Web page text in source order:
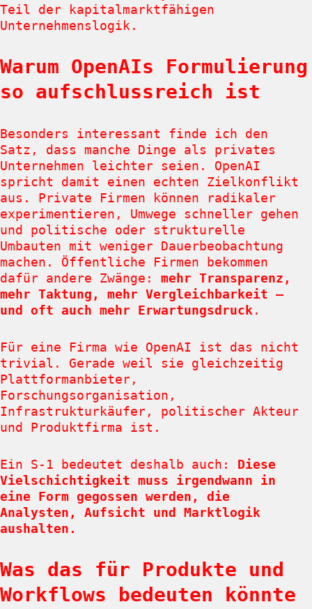
Teil der kapitalmarktfähigen
Unternehmenslogik.
Warum OpenAIs Formulierung
so aufschlussreich ist
Besonders interessant finde ich den
Satz, dass manche Dinge als privates
Unternehmen leichter seien. OpenAI
spricht damit einen echten Zielkonflikt
aus. Private Firmen können radikaler
experimentieren, Umwege schneller gehen
und politische oder strukturelle
Umbauten mit weniger Dauerbeobachtung
machen. Öffentliche Firmen bekommen
dafür andere Zwänge: mehr Transparenz,
mehr Taktung, mehr Vergleichbarkeit –
und oft auch mehr Erwartungsdruck .
Für eine Firma wie OpenAI ist das nicht
trivial. Gerade weil sie gleichzeitig
Plattformanbieter,
Forschungsorganisation,
Infrastrukturkäufer, politischer Akteur
und Produktfirma ist.
Ein S-1 bedeutet deshalb auch: Diese
Vielschichtigkeit muss irgendwann in
eine Form gegossen werden, die
Analysten, Aufsicht und Marktlogik
aushalten.
Was das für Produkte und
Workflows bedeuten könnte